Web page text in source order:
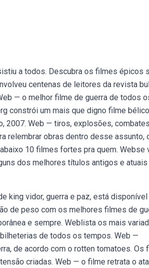
a todos. Descubra os filmes épicos
centenas de leitores da revista
— o melhor filme de guerra de todos
constrói um mais que digno filme bélico
2007. Web — tiros, explosões,
relembrar obras dentro desse assunto,
10 filmes fortes pra quem. Webse
dos melhores títulos antigos e atuais
king vidor, guerra e paz, está disponível
de peso com os melhores filmes de
e sempre. Weblista os mais
de todos os tempos. Web —
de acordo com o rotten tomatoes. Os
criadas. Web — o filme retrata o